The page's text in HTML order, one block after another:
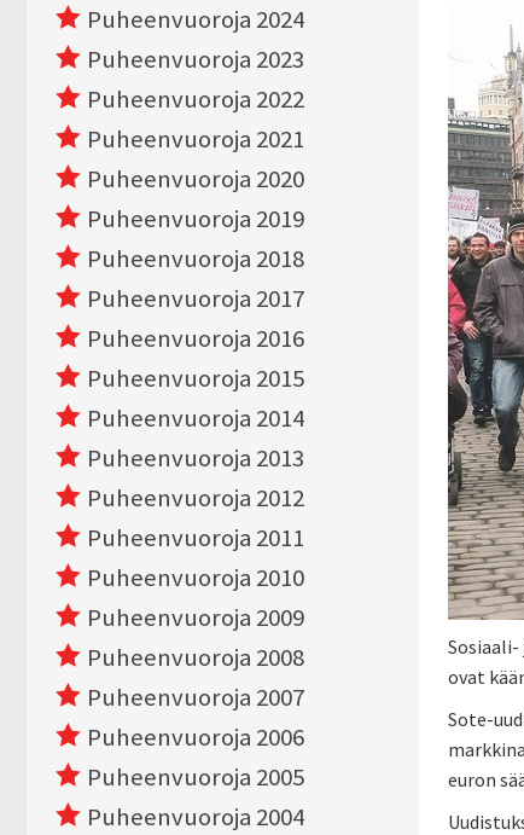
ovat
Sote-
euron
Puheenvuoroja 2024
Puheenvuoroja 2023
Puheenvuoroja 2022
Puheenvuoroja 2021
Puheenvuoroja 2020
Puheenvuoroja 2019
Puheenvuoroja 2018
Puheenvuoroja 2017
Puheenvuoroja 2016
Puheenvuoroja 2015
Puheenvuoroja 2014
Puheenvuoroja 2013
Puheenvuoroja 2012
Puheenvuoroja 2011
Puheenvuoroja 2010
Puheenvuoroja 2009
Puheenvuoroja 2008
Puheenvuoroja 2007
Puheenvuoroja 2006
Puheenvuoroja 2005
Puheenvuoroja 2004